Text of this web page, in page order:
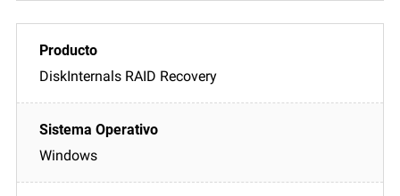
DiskInternals RAID Recovery
Windows